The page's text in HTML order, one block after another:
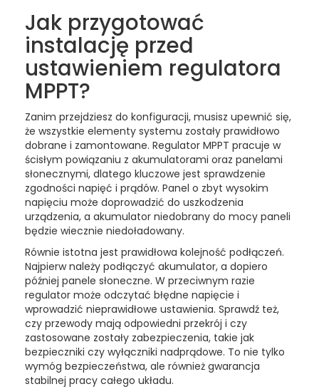
n
y
m
p
p
t
?
Jak przygotować
instalację przed
ustawieniem regulatora
MPPT?
Zanim przejdziesz do konfiguracji, musisz upewnić się,
że wszystkie elementy systemu zostały prawidłowo
dobrane i zamontowane. Regulator MPPT pracuje w
ścisłym powiązaniu z akumulatorami oraz panelami
słonecznymi, dlatego kluczowe jest sprawdzenie
zgodności napięć i prądów. Panel o zbyt wysokim
napięciu może doprowadzić do uszkodzenia
urządzenia, a akumulator niedobrany do mocy paneli
będzie wiecznie niedoładowany.
Równie istotna jest prawidłowa kolejność podłączeń.
Najpierw należy podłączyć akumulator, a dopiero
później panele słoneczne. W przeciwnym razie
regulator może odczytać błędne napięcie i
wprowadzić nieprawidłowe ustawienia. Sprawdź też,
czy przewody mają odpowiedni przekrój i czy
zastosowane zostały zabezpieczenia, takie jak
bezpieczniki czy wyłączniki nadprądowe. To nie tylko
wymóg bezpieczeństwa, ale również gwarancja
stabilnej pracy całego układu.